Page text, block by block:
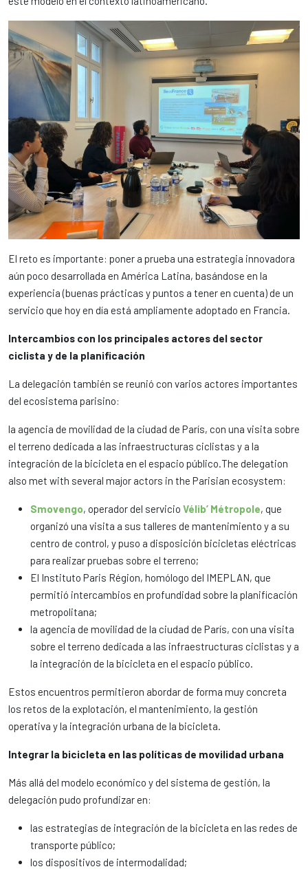
El reto es importante: poner a prueba una estrategia innovadora
aún poco desarrollada en América Latina, basándose en la
experiencia (buenas prácticas y puntos a tener en cuenta) de un
servicio que hoy en día está ampliamente adoptado en Francia.
Intercambios con los principales actores del sector
ciclista y de la planificación
La delegación también se reunió con varios actores importantes
del ecosistema parisino:
la agencia de movilidad de la ciudad de París, con una visita sobre
el terreno dedicada a las infraestructuras ciclistas y a la
integración de la bicicleta en el espacio público.The delegation
also met with several major actors in the Parisian ecosystem:
Smovengo, operador del servicio Vélib’ Métropole, que
organizó una visita a sus talleres de mantenimiento y a su
centro de control, y puso a disposición bicicletas eléctricas
para realizar pruebas sobre el terreno;
El Instituto Paris Région, homólogo del IMEPLAN, que
permitió intercambios en profundidad sobre la planificación
metropolitana;
la agencia de movilidad de la ciudad de París, con una visita
sobre el terreno dedicada a las infraestructuras ciclistas y a
la integración de la bicicleta en el espacio público.
Estos encuentros permitieron abordar de forma muy concreta
los retos de la explotación, el mantenimiento, la gestión
operativa y la integración urbana de la bicicleta.
Integrar la bicicleta en las políticas de movilidad urbana
Más allá del modelo económico y del sistema de gestión, la
delegación pudo profundizar en:
las estrategias de integración de la bicicleta en las redes de
transporte público;
los dispositivos de intermodalidad;